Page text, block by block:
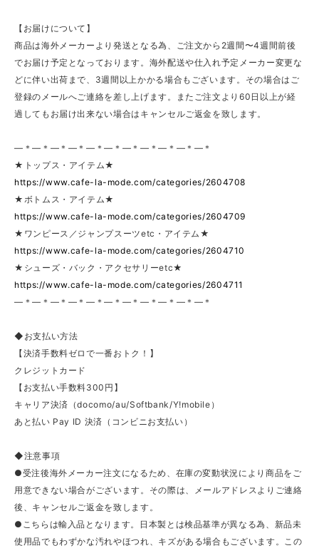
【お届けについて】
商品は海外メーカーより発送となる為、ご注文から2週間〜4週間前後
でお届け予定となっております。海外配送や仕入れ予定メーカー変更な
どに伴い出荷まで、3週間以上かかる場合もございます。その場合はご
登録のメールへご連絡を差し上げます。またご注文より60日以上が経
過してもお届け出来ない場合はキャンセルご返金を致します。
—＊—＊—＊—＊—＊—＊—＊—＊—＊—＊—＊
★トップス・アイテム★
https://www.cafe-la-mode.com/categories/2604708
★ボトムス・アイテム★
https://www.cafe-la-mode.com/categories/2604709
★ワンピース／ジャンプスーツetc・アイテム★
https://www.cafe-la-mode.com/categories/2604710
★シューズ・バック・アクセサリーetc★
https://www.cafe-la-mode.com/categories/2604711
—＊—＊—＊—＊—＊—＊—＊—＊—＊—＊—＊
◆お支払い方法
【決済手数料ゼロで一番おトク！】
クレジットカード
【お支払い手数料300円】
キャリア決済（docomo/au/Softbank/Y!mobile）
あと払い Pay ID 決済（コンビニお支払い）
◆注意事項
●受注後海外メーカー注文になるため、在庫の変動状況により商品をご
用意できない場合がございます。その際は、メールアドレスよりご連絡
後、キャンセルご返金を致します。
●こちらは輸入品となります。日本製とは検品基準が異なる為、新品未
使用品でもわずかな汚れやほつれ、キズがある場合もございます。この